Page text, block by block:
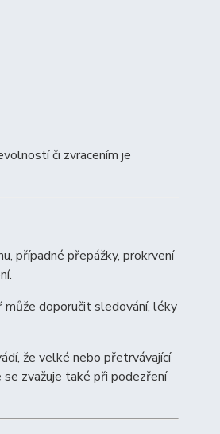
či zvracením je
případné přepážky, prokrvení
může doporučit sledování, léky
že velké nebo přetrvávající
se zvažuje také při podezření